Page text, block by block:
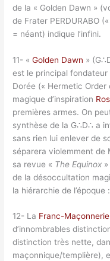
de la « Golden Dawn »
de Frater PERDURABO
= néant) indique l’infini.
11- «Golden Dawn »
est le principal fondateur
Dorée (« Hermetic
magique d’inspiration
premières armes. On
synthèse de la G∴D∴ a
sans rien lui enlever de
séparera violemment de
sa revue « The Equinox
de la désoccultation
la hiérarchie de
12- La Franc-Maçonnerie
d’innombrables
distinction très nette,
maçonnique/templière),